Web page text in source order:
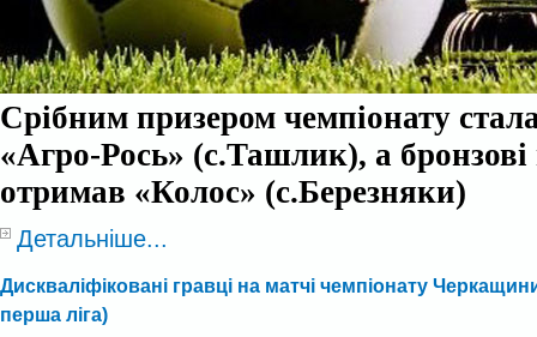
Срібним призером чемпіонату
«Агро-Рось» (с.Ташлик), а бронзові
отримав «Колос» (с.Березняки)
Детальніше...
Дискваліфіковані гравці на матчі чемпіонату
перша ліга)